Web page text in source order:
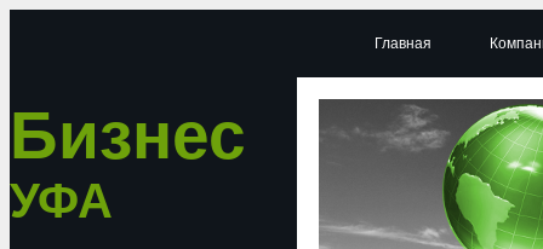
Бизнес
УФА
Главная